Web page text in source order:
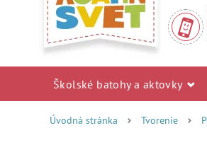
Školské batohy a aktovky
Úvodná stránka Tvorenie